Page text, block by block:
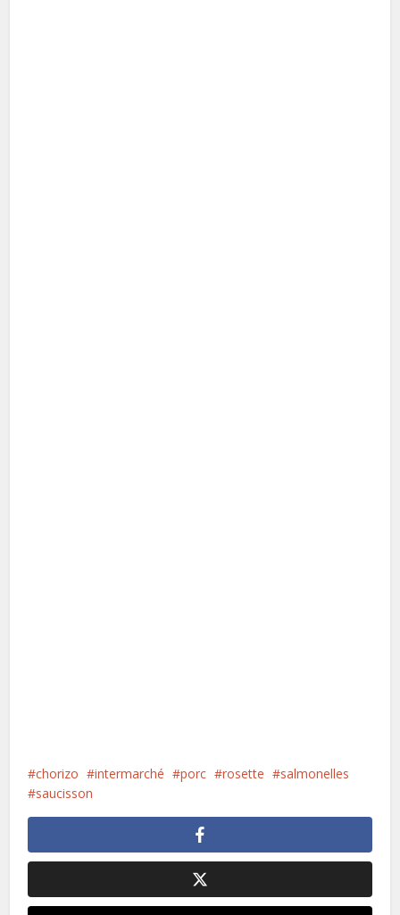
chorizo intermarché porc rosette
salmonelles
saucisson